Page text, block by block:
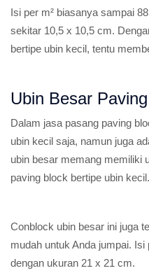
Isi per m² biasanya sampai
sekitar 10,5 x 10,5 cm.
bertipe ubin kecil, tentu
Ubin Besar
Dalam jasa pasang paving
ubin kecil saja, namun juga
ubin besar memang memiliki
paving block bertipe ubin kecil.
Conblock ubin besar ini juga
mudah untuk Anda jumpai.
dengan ukuran 21 x 21 cm.